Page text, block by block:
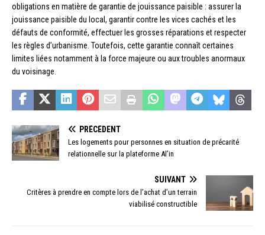
obligations en matière de garantie de jouissance paisible : assurer la
jouissance paisible du local, garantir contre les vices cachés et les
défauts de conformité, effectuer les grosses réparations et respecter
les règles d’urbanisme. Toutefois, cette garantie connaît certaines
limites liées notamment à la force majeure ou aux troubles anormaux
du voisinage.
PRÉCÉDENT
Les logements pour personnes en situation de précarité
relationnelle sur la plateforme Al’in
SUIVANT
Critères à prendre en compte lors de l’achat d’un terrain
viabilisé constructible